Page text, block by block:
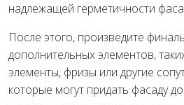
надлежащей герметичности
После этого, произведите
дополнительных элементов,
элементы, фризы или другие
которые могут придать фасаду